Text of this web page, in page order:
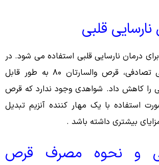
قلبی
والسارتان ۸۰ برای درمان نارسایی قلبی استفاده مى شود. در
یک کارآزمایی بالینی تصادفی، قرص والسارتان ۸۰ به طور قابل
را کاهش داد. شواهدى وجود ندارد که قرص
۸۰ در صورت استفاده با یک مهار کننده آنزیم تبدیل
بیشترى داشته باشد .
و نحوه مصرف قرص